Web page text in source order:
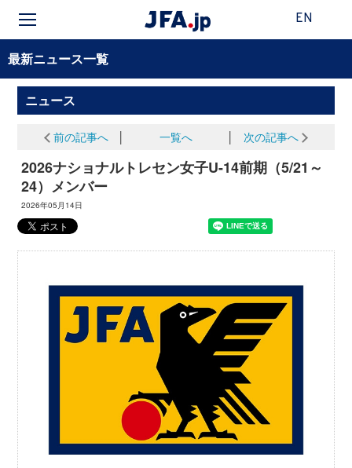
EN
最新ニュース一覧
ニュース
前の記事へ 一覧へ 次の記事へ
2026ナショナルトレセン女子U-14前期（5/21～
24）メンバー
2026年05月14日